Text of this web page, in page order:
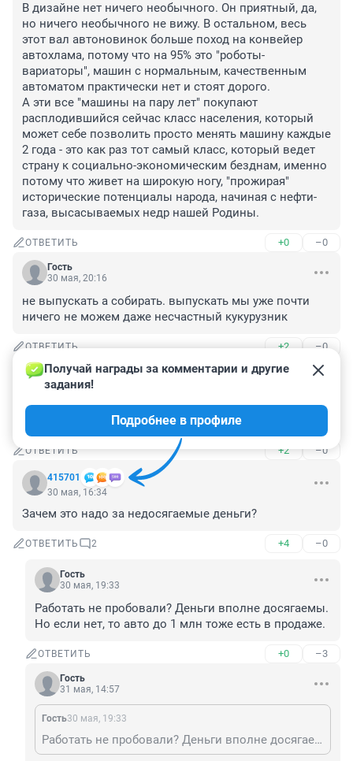
В дизайне нет ничего необычного. Он приятный, да,
но ничего необычного не вижу. В остальном, весь
этот вал автоновинок больше поход на конвейер
автохлама, потому что на 95% это "роботы-
вариаторы", машин с нормальным, качественным
автоматом практически нет и стоят дорого.
А эти все "машины на пару лет" покупают
расплодившийся сейчас класс населения, который
может себе позволить просто менять машину каждые
2 года - это как раз тот самый класс, который ведет
страну к социально-экономическим безднам, именно
потому что живет на широкую ногу, "прожирая"
исторические потенциалы народа, начиная с нефти-
газа, высасываемых недр нашей Родины.
ОТВЕТИТЬ +0 –0
Гость
30 мая, 20:16
не выпускать а собирать. выпускать мы уже почти
ничего не можем даже несчастный кукурузник
ОТВЕТИТЬ +2 –0
Гость
30 мая, 17:50
НЕТ!!! Только честный 4WD!!! Только V6 и V8!!!
Никаких роботов и вариаторов!!!
ОТВЕТИТЬ +2 –0
415701
Получай награды за комментарии и другие
задания!
Подробнее в профиле
30 мая, 16:34
Зачем это надо за недосягаемые деньги?
ОТВЕТИТЬ 2 +4 –0
Гость
30 мая, 19:33
Работать не пробовали? Деньги вполне досягаемы.
Но если нет, то авто до 1 млн тоже есть в продаже.
ОТВЕТИТЬ +0 –3
Гость
31 мая, 14:57
Гость30 мая, 19:33
Работать не пробовали? Деньги вполне досягаемы. Но если нет, то авто до 1 млн тоже есть в продаже.